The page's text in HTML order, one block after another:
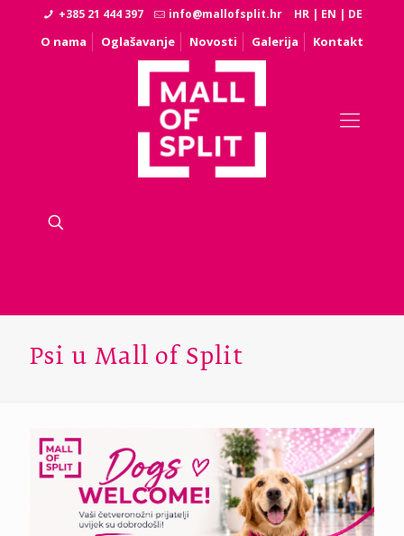
+385 21 444 397 info@mallofsplit.hr HR | EN | DE
O nama Oglašavanje Novosti Galerija Kontakt
Psi u Mall of Split